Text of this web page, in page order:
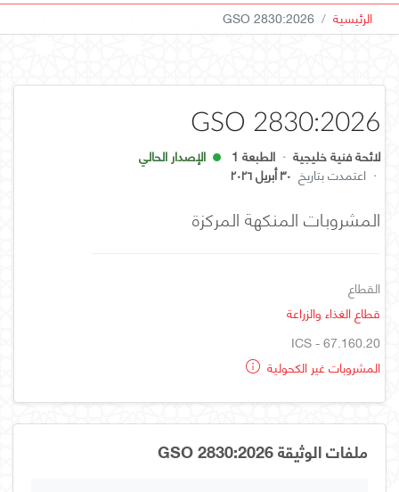
الرئيسية GSO 2830:2026
GSO 2830:2026
لائحة فنية خليجية · الطبعة 1
الإصدار الحالي
· اعتمدت بتاريخ ٣٠ أبريل ٢٠٢٦
المشروبات المنكهة المركزة
القطاع
قطاع الغذاء والزراعة
ICS - 67.160.20
المشروبات غير الكحولية
ملفات الوثيقة GSO 2830:2026